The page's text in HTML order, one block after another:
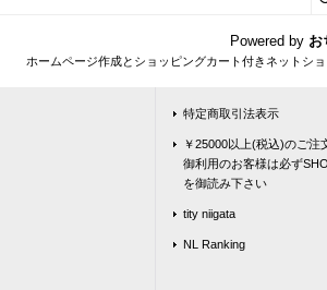
Powered by お
ホームページ作成とショッピングカート付きネットシ
特定商取引法表示
￥25000以上(税込)のご注
御利用のお客様は必ず
を御読み下さい
tity niigata
NL Ranking